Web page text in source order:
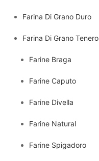
Farina Di Grano Duro
Farina Di Grano Tenero
Farine Braga
Farine Caputo
Farine Divella
Farine Natural
Farine Spigadoro